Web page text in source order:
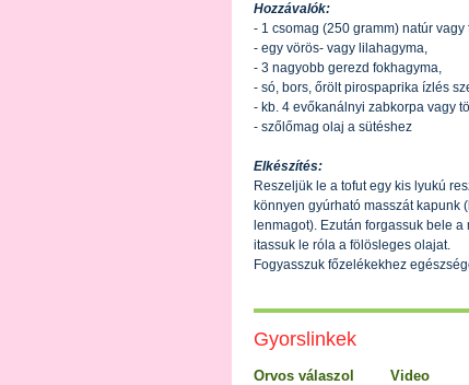
Hozzávalók:
- 1 csomag (250 gramm) natúr vagy
- egy vörös- vagy lilahagyma,
- 3 nagyobb gerezd fokhagyma,
- só, bors, őrölt pirospaprika ízlés
- kb. 4 evőkanálnyi zabkorpa vagy
- szőlőmag olaj a sütéshez
Elkészítés:
Reszeljük le a tofut egy kis lyukú
könnyen gyúrható masszát kapunk
lenmagot). Ezután forgassuk bele
itassuk le róla a fölösleges olajat.
Fogyasszuk főzelékekhez
Gyorslinkek
Orvos válaszol Video